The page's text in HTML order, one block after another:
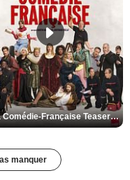
De la Comédie-Française Teaser VF
manquer